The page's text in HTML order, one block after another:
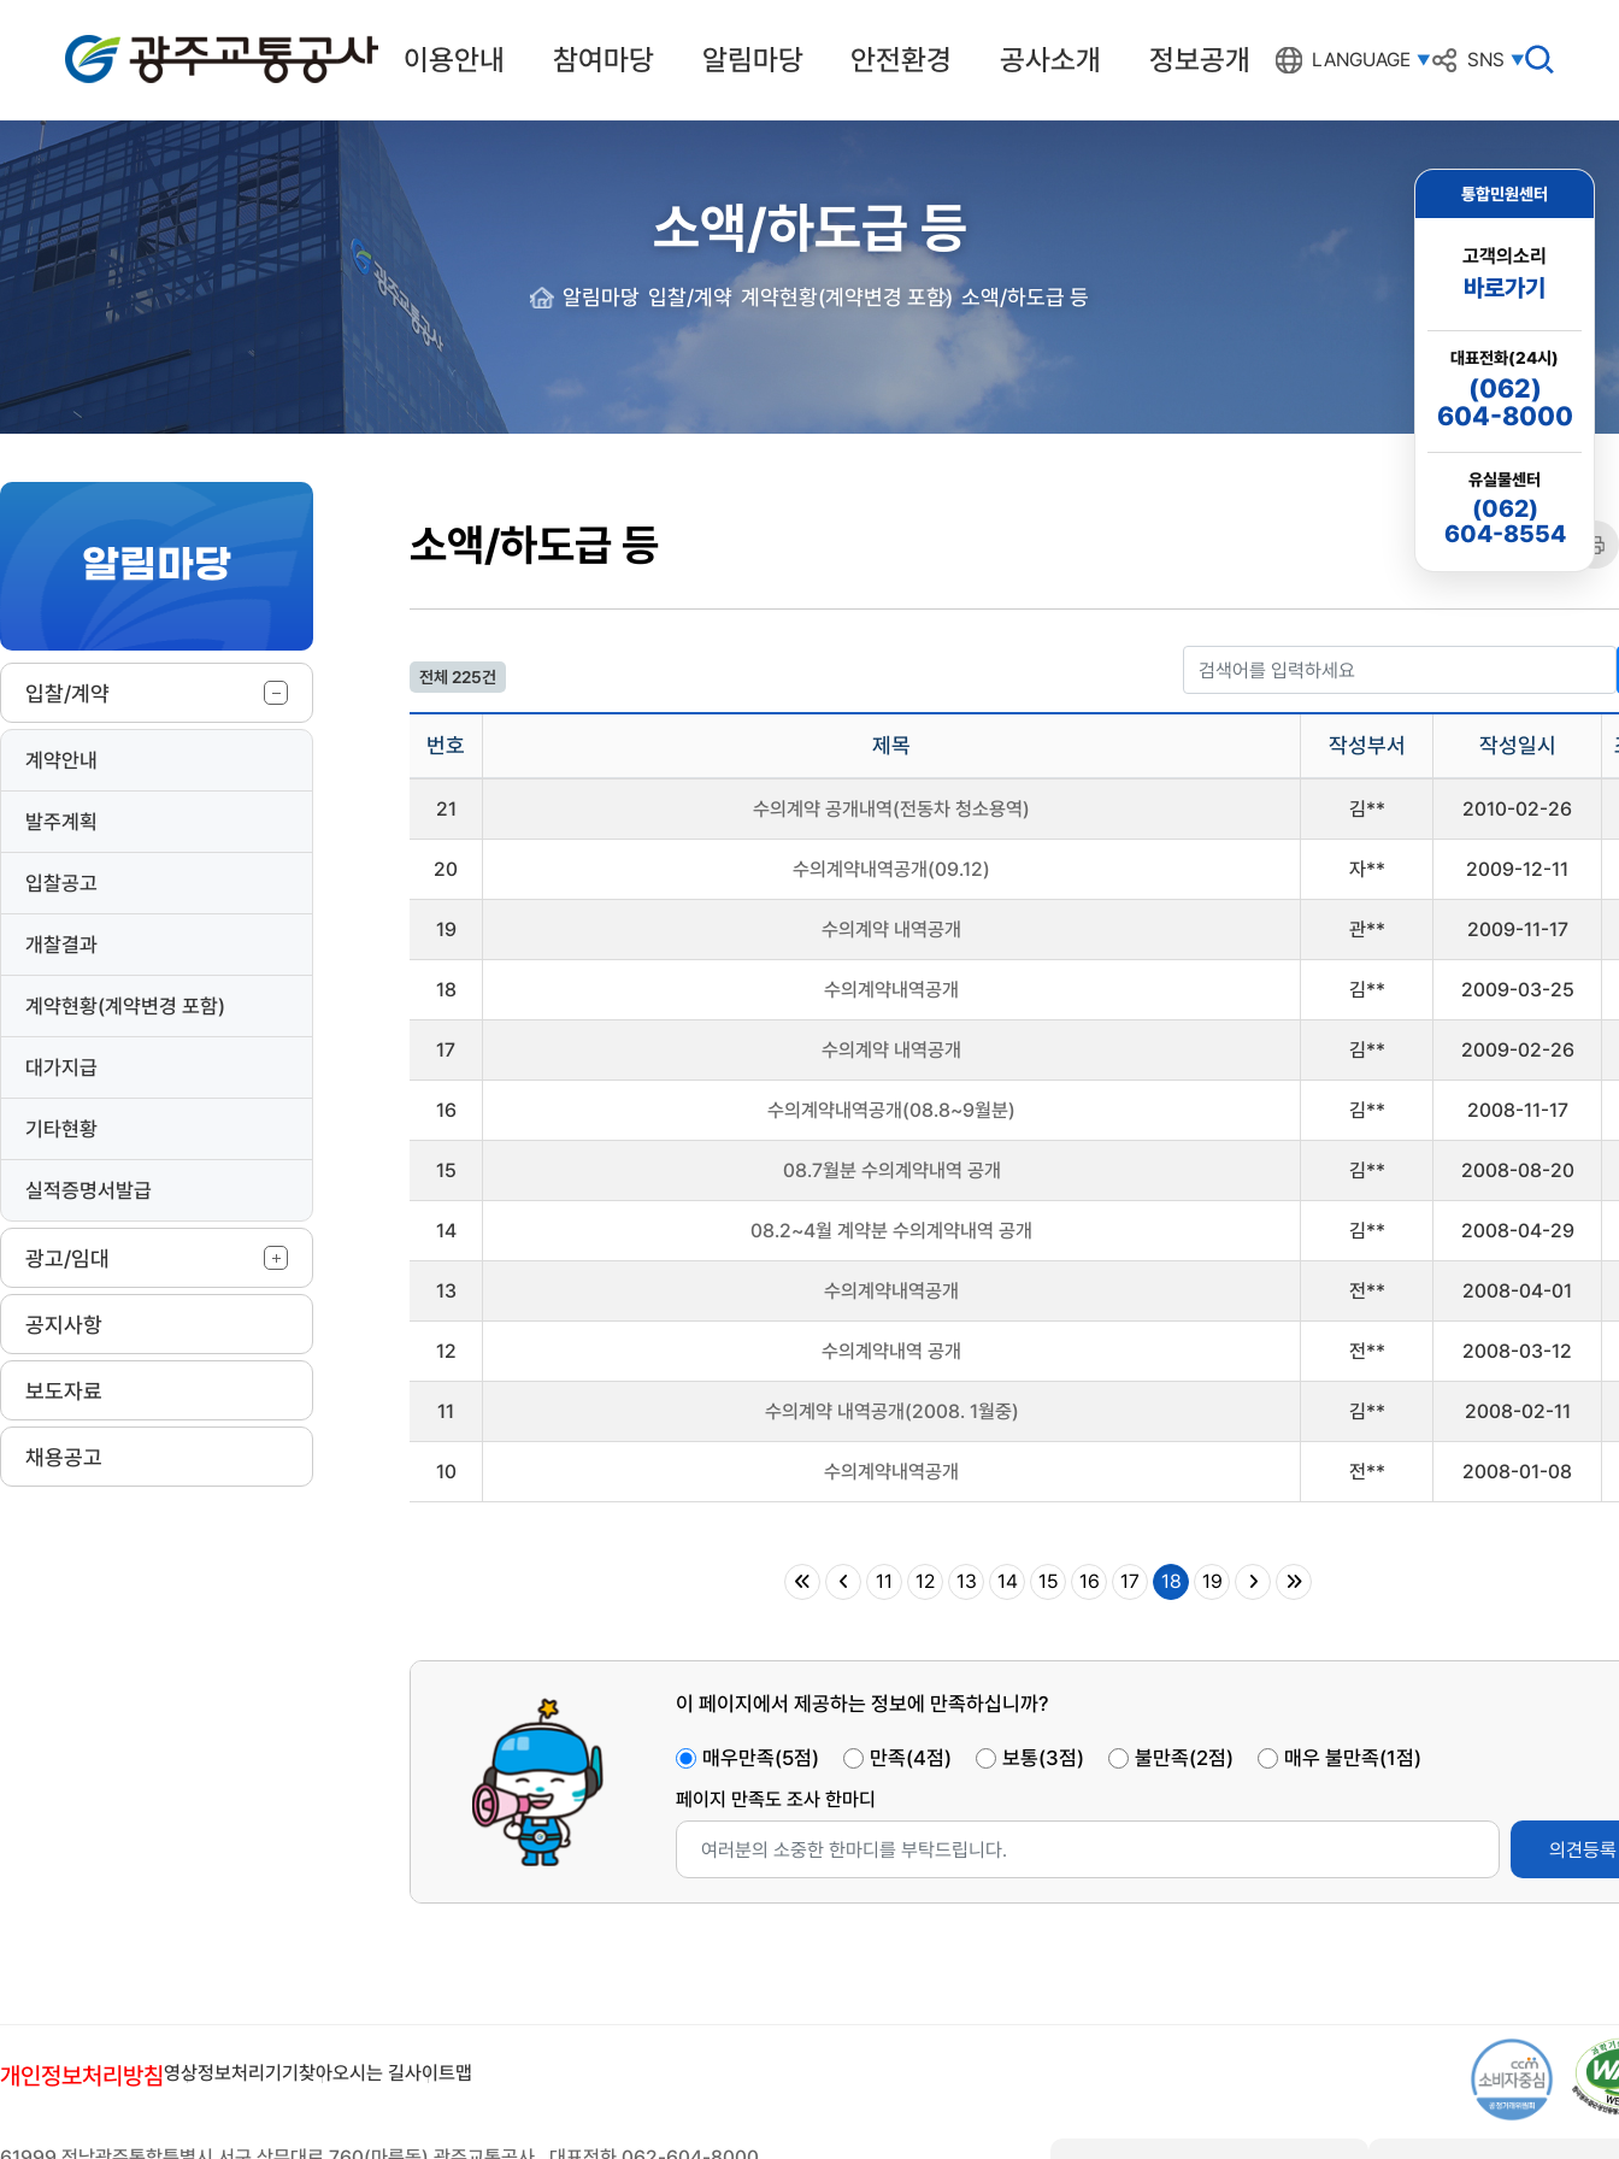
광주교통공사
이용안내 참여마당 알림마당 안전환경 공사소개 정보공개 LANGUAGE SNS
검
색
열
통합민원센터
고객의소리
바로가기
대표전화(24시)
(062)
604-8000
유실물센터
(062)
604-8554
소액/하도급 등
알림마당 입찰/계약 계약현황(계약변경 포함) 소액/하도급 등
공유
링크
프린
트
알림마당
입찰/계약
계약안내
발주계획
입찰공고
개찰결과
계약현황(계약변경 포함)
대가지급
기타현황
실적증명서발급
광고/임대
공지사항
보도자료
채용공고
본
소액/하도급 등
전체 225건
계
액/
게
을
나
번호 제목 작성부서 작성일시
21 수의계약 공개내역(전동차 청소용역) 김** 2010-02-26
20 수의계약내역공개(09.12) 자** 2009-12-11
19 수의계약 내역공개 관** 2009-11-17
18 수의계약내역공개 김** 2009-03-25
17 수의계약 내역공개 김** 2009-02-26
16 수의계약내역공개(08.8~9월분) 김** 2008-11-17
15 08.7월분 수의계약내역 공개 김** 2008-08-20
14 08.2~4월 계약분 수의계약내역 공개 김** 2008-04-29
13 수의계약내역공개 전** 2008-04-01
12 수의계약내역 공개 전** 2008-03-12
11 수의계약 내역공개(2008. 1월중) 김** 2008-02-11
10 수의계약내역공개 전** 2008-01-08
11 12 13 14 15 16 17 18 19
이 페이지에서 제공하는 정보에 만족하십니까?
매우만족(5점) 만족(4점) 보통(3점) 불만족(2점) 매우 불만족(1점)
페이지 만족도 조사 한마디
의견등록
개인정보처리방침영상정보처리기기찾아오시는 길사이트맵